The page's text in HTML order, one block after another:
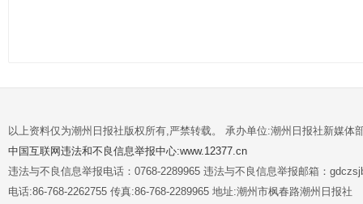
以上资料仅为潮州日报社版权所有,严禁转载。 承办单位:潮州日报社新媒体
中国互联网违法和不良信息举报中心:www.12377.cn
违法与不良信息举报电话：0768-2289965 违法与不良信息举报邮箱：
电话:86-768-2262755 传真:86-768-2289965 地址:潮州市枫春路潮州日报社